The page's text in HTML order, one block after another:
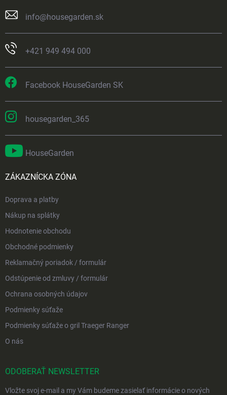
info@housegarden.sk
+421 949 494 000
Facebook HouseGarden SK
housegarden_365
HouseGarden
ZÁKAZNÍCKA ZÓNA
Doprava a platby
Nákup na splátky
Hodnotenie obchodu
Obchodné podmienky
Reklamačný poriadok / formulár
Odstúpenie od zmluvy / formulár
Ochrana osobných údajov
Podmienky súťaže
Podmienky súťaže o gril Traeger Ranger
O nás
ODOBERAŤ NEWSLETTER
Vložte svoj e-mail a my Vám budeme zasielať informácie o nových